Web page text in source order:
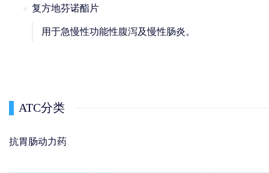
复方地芬诺酯片
用于急慢性功能性腹泻及慢性肠炎。
ATC分类
抗胃肠动力药